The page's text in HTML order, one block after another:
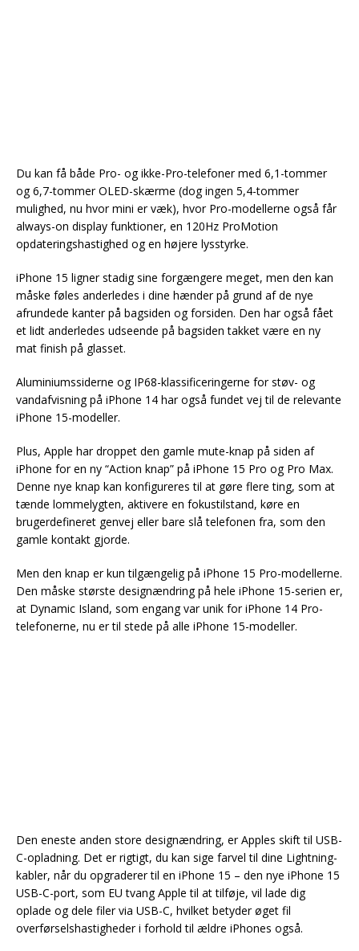
Du kan få både Pro- og ikke-Pro-telefoner med 6,1-tommer
og 6,7-tommer OLED-skærme (dog ingen 5,4-tommer
mulighed, nu hvor mini er væk), hvor Pro-modellerne også får
always-on display funktioner, en 120Hz ProMotion
opdateringshastighed og en højere lysstyrke.
iPhone 15 ligner stadig sine forgængere meget, men den kan
måske føles anderledes i dine hænder på grund af de nye
afrundede kanter på bagsiden og forsiden. Den har også fået
et lidt anderledes udseende på bagsiden takket være en ny
mat finish på glasset.
Aluminiumssiderne og IP68-klassificeringerne for støv- og
vandafvisning på iPhone 14 har også fundet vej til de relevante
iPhone 15-modeller.
Plus, Apple har droppet den gamle mute-knap på siden af
iPhone for en ny “Action knap” på iPhone 15 Pro og Pro Max.
Denne nye knap kan konfigureres til at gøre flere ting, som at
tænde lommelygten, aktivere en fokustilstand, køre en
brugerdefineret genvej eller bare slå telefonen fra, som den
gamle kontakt gjorde.
Men den knap er kun tilgængelig på iPhone 15 Pro-modellerne.
Den måske største designændring på hele iPhone 15-serien er,
at Dynamic Island, som engang var unik for iPhone 14 Pro-
telefonerne, nu er til stede på alle iPhone 15-modeller.
Den eneste anden store designændring, er Apples skift til USB-
C-opladning. Det er rigtigt, du kan sige farvel til dine Lightning-
kabler, når du opgraderer til en iPhone 15 – den nye iPhone 15
USB-C-port, som EU tvang Apple til at tilføje, vil lade dig
oplade og dele filer via USB-C, hvilket betyder øget fil
overførselshastigheder i forhold til ældre iPhones også.